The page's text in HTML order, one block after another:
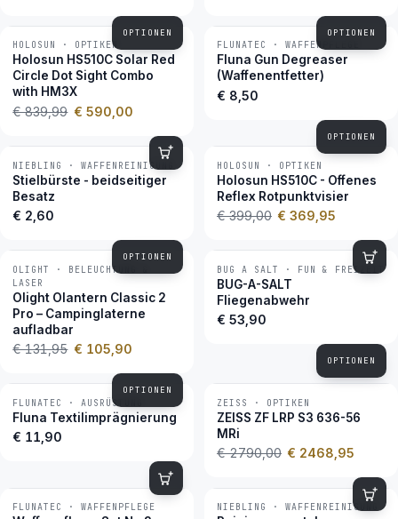
OPTIONEN OPTIONEN
−30 %
HOLOSUN · OPTIKEN
Holosun HS510C Solar Red
Circle Dot Sight Combo
with HM3X
€ 839,99 € 590,00
BESTSELLER
FLUNATEC · WAFFENPFLEGE
Fluna Gun Degreaser
(Waffenentfetter)
€ 8,50
OPTIONEN
BESTSELLER
NIEBLING · WAFFENREINIGUNG
Stielbürste - beidseitiger
Besatz
€ 2,60
OPTIONEN
−7 %
HOLOSUN · OPTIKEN
Holosun HS510C - Offenes
Reflex Rotpunktvisier
€ 399,00 € 369,95
−20 %
OLIGHT · BELEUCHTUNG &
LASER
Olight Olantern Classic 2
Pro – Campinglaterne
aufladbar
€ 131,95 € 105,90
OPTIONEN
BESTSELLER
BUG A SALT · FUN & FREIZEIT
BUG-A-SALT
Fliegenabwehr
€ 53,90
OPTIONEN
BESTSELLER
FLUNATEC · AUSRÜSTUNG
Fluna Textilimprägnierung
€ 11,90
−12 %
ZEISS · OPTIKEN
ZEISS ZF LRP S3 636-56
MRi
€ 2790,00 € 2468,95
BESTSELLER
FLUNATEC · WAFFENPFLEGE BESTSELLER
NIEBLING · WAFFENREINIGUNG